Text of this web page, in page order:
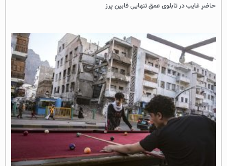
حاضرِ غایب در تابلوی عمق تنهایی فابین پرز